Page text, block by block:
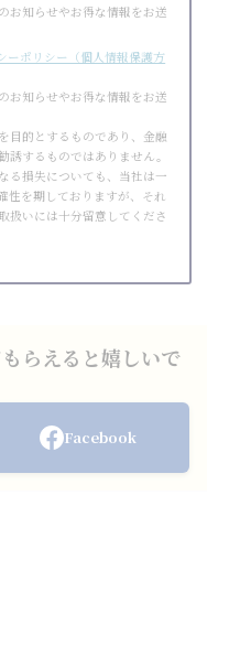
お知らせやお得な情報をお送
ーポリシー（個人情報保護方
お知らせやお得な情報をお送
目的とするものであり、金融
誘するものではありません。
る損失についても、当社は一
性を期しておりますが、それ
扱いには十分留意してくださ
らえると嬉しいで
Facebook